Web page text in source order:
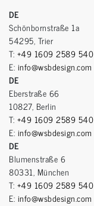
DE
Schönbornstraße 1a
54295, Trier
T: +49 1609 2589 540
E: info@wsbdesign.com
DE
Eberstraße 66
10827, Berlin
T: +49 1609 2589 540
E: info@wsbdesign.com
DE
Blumenstraße 6
80331, München
T: +49 1609 2589 540
E: info@wsbdesign.com